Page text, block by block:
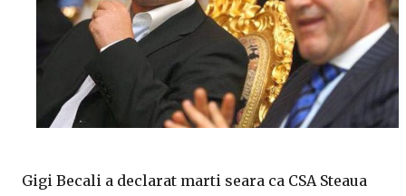
Gigi Becali a declarat marti seara ca CSA Steaua